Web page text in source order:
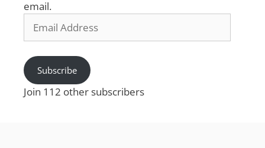
email.
Address
Subscribe
Join 112 other subscribers